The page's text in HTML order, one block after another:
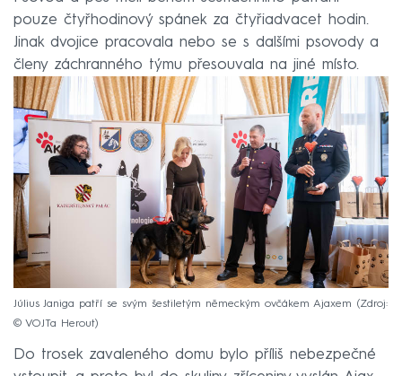
pouze čtyřhodinový spánek za čtyřiadvacet hodin.
Jinak dvojice pracovala nebo se s dalšími psovody a
členy záchranného týmu přesouvala na jiné místo.
Július Janiga patří se svým šestiletým německým ovčákem Ajaxem
Zdroj:
© VOJTa Herout
Do trosek zavaleného domu bylo příliš nebezpečné